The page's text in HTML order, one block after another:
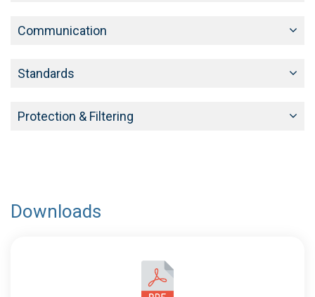
Communication
Standards
Protection & Filtering
Downloads